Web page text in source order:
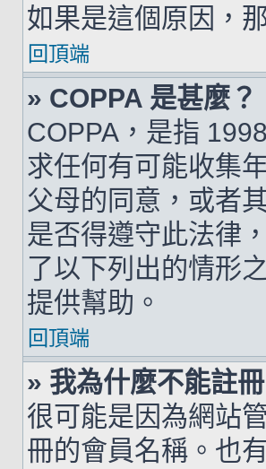
如果是這個原因，
回頂端
» COPPA 是甚麼？
COPPA，是指
求任何有可能收集
父母的同意，或者
是否得遵守此法律
了以下列出的情形
提供幫助。
回頂端
» 我為什麼不能註冊
很可能是因為網站
冊的會員名稱。也